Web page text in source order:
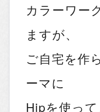
カラーワー
ますが、
ご自宅を作
ーマに
Hipを使っ